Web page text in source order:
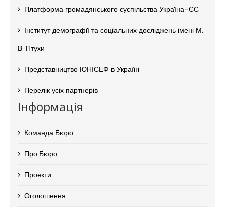
Платформа громадянського суспільства Україна-ЄС
Інститут демографії та соціальних досліджень імені М.
В. Птухи
Представництво ЮНІСЕФ в Україні
Перелік усіх партнерів
Інформація
Команда Бюро
Про Бюро
Проекти
Оголошення